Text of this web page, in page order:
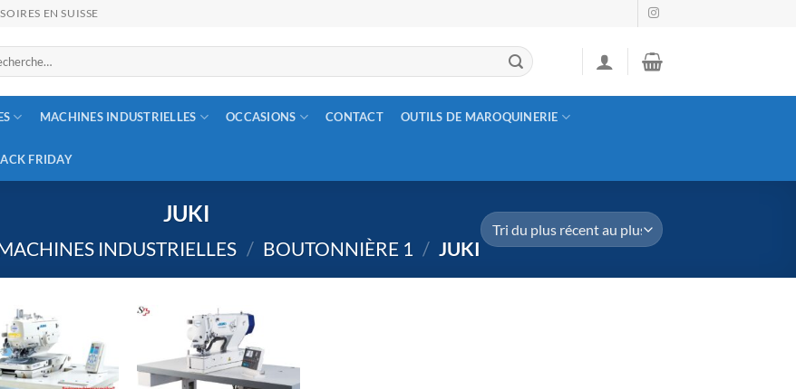
EN SUISSE
MACHINES INDUSTRIELLES OCCASIONS CONTACT OUTILS DE MAROQUINERIE
FRIDAY
JUKI
INDUSTRIELLES / BOUTONNIÈRE 1 / JUKI
+